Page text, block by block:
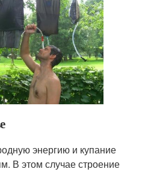
энергию и купание
В этом случае строение